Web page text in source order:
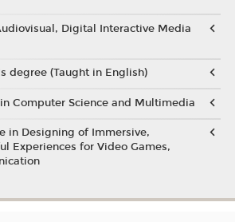
Digital Interactive Media
degree (Taught in English)
Computer Science and Multimedia
in Designing of Immersive,
Experiences for Video Games,